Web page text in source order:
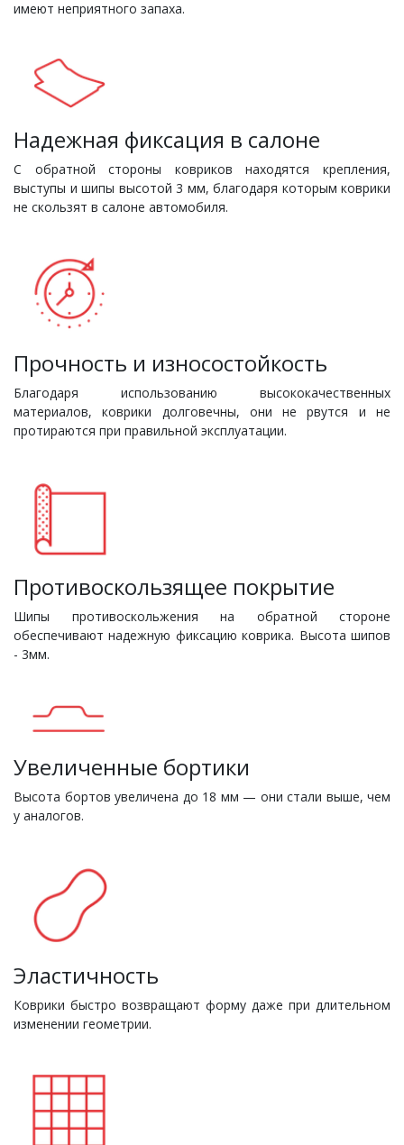
имеют неприятного запаха.
Надежная фиксация в салоне
С обратной стороны ковриков находятся крепления,
выступы и шипы высотой 3 мм, благодаря которым коврики
не скользят в салоне автомобиля.
Прочность и износостойкость
Благодаря использованию высококачественных
материалов, коврики долговечны, они не рвутся и не
протираются при правильной эксплуатации.
Противоскользящее покрытие
Шипы противоскольжения на обратной стороне
обеспечивают надежную фиксацию коврика. Высота шипов
- 3мм.
Увеличенные бортики
Высота бортов увеличена до 18 мм — они стали выше, чем
у аналогов.
Эластичность
Коврики быстро возвращают форму даже при длительном
изменении геометрии.